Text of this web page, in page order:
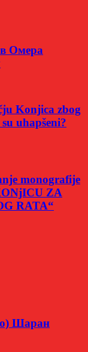
Омера
Konjica zbog
uhapšeni?
monografije
ZA
RATA“
Шаран